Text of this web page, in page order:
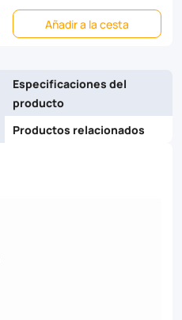
Añadir a la cesta
Especificaciones del
producto
Productos relacionados